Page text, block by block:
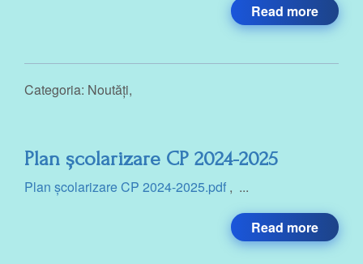
Read more
Categoria: Noutăți,
Plan școlarizare CP 2024-2025
Plan școlarizare CP 2024-2025.pdf , ...
Read more